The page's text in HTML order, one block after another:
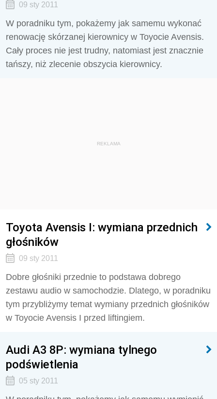
09 sty 2011
W poradniku tym, pokażemy jak samemu wykonać
renowację skórzanej kierownicy w Toyocie Avensis.
Cały proces nie jest trudny, natomiast jest znacznie
tańszy, niż zlecenie obszycia kierownicy.
REKLAMA
Toyota Avensis I: wymiana przednich
głośników
09 sty 2011
Dobre głośniki przednie to podstawa dobrego
zestawu audio w samochodzie. Dlatego, w poradniku
tym przybliżymy temat wymiany przednich głośników
w Toyocie Avensis I przed liftingiem.
Audi A3 8P: wymiana tylnego
podświetlenia
05 sty 2011